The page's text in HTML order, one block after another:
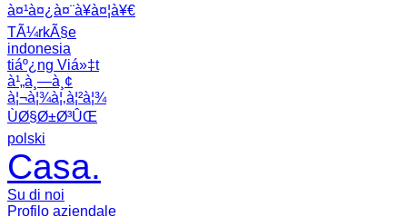
à¤¹à¤¿à¤¨à¥à¤¦à¥€
TÃ¼rkÃ§e
indonesia
tiáº¿ng Viá»‡t
à¹„à¸—à¸¢
à¦¬à¦¾à¦‚à¦²à¦¾
ÙØ§Ø±Ø³ÛŒ
polski
Casa.
Su di noi
Profilo aziendale